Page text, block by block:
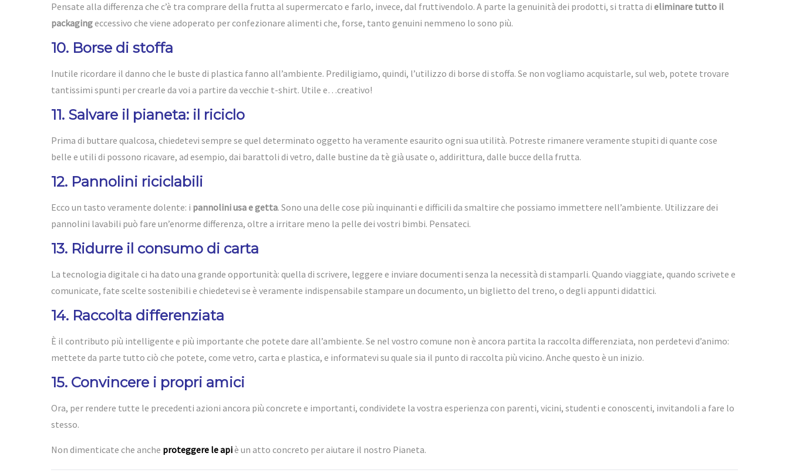
Pensate alla differenza che c’è tra comprare della frutta al supermercato e farlo, invece, dal fruttivendolo. A parte la genuinità dei prodotti, si tratta di eliminare tutto il
packagingeccessivo che viene adoperato per confezionare alimenti che, forse, tanto genuini nemmeno lo sono più.
10. Borse di stoffa
Inutile ricordare il danno che le buste di plastica fanno all’ambiente. Prediligiamo, quindi, l’utilizzo di borse di stoffa. Se non vogliamo acquistarle, sul web, potete trovare
tantissimi spunti per crearle da voi a partire da vecchie t-shirt. Utile e…creativo!
11. Salvare il pianeta: il riciclo
Prima di buttare qualcosa, chiedetevi sempre se quel determinato oggetto ha veramente esaurito ogni sua utilità. Potreste rimanere veramente stupiti di quante cose
belle e utili di possono ricavare, ad esempio, dai barattoli di vetro, dalle bustine da tè già usate o, addirittura, dalle bucce della frutta.
12. Pannolini riciclabili
Ecco un tasto veramente dolente: i pannolini usa e getta. Sono una delle cose più inquinanti e difficili da smaltire che possiamo immettere nell’ambiente. Utilizzare dei
pannolini lavabili può fare un’enorme differenza, oltre a irritare meno la pelle dei vostri bimbi. Pensateci.
13. Ridurre il consumo di carta
La tecnologia digitale ci ha dato una grande opportunità: quella di scrivere, leggere e inviare documenti senza la necessità di stamparli. Quando viaggiate, quando scrivete e
comunicate, fate scelte sostenibili e chiedetevi se è veramente indispensabile stampare un documento, un biglietto del treno, o degli appunti didattici.
14. Raccolta differenziata
È il contributo più intelligente e più importante che potete dare all’ambiente. Se nel vostro comune non è ancora partita la raccolta differenziata, non perdetevi d’animo:
mettete da parte tutto ciò che potete, come vetro, carta e plastica, e informatevi su quale sia il punto di raccolta più vicino. Anche questo è un inizio.
15. Convincere i propri amici
Ora, per rendere tutte le precedenti azioni ancora più concrete e importanti, condividete la vostra esperienza con parenti, vicini, studenti e conoscenti, invitandoli a fare lo
stesso.
Non dimenticate che anche proteggere le apiè un atto concreto per aiutare il nostro Pianeta.